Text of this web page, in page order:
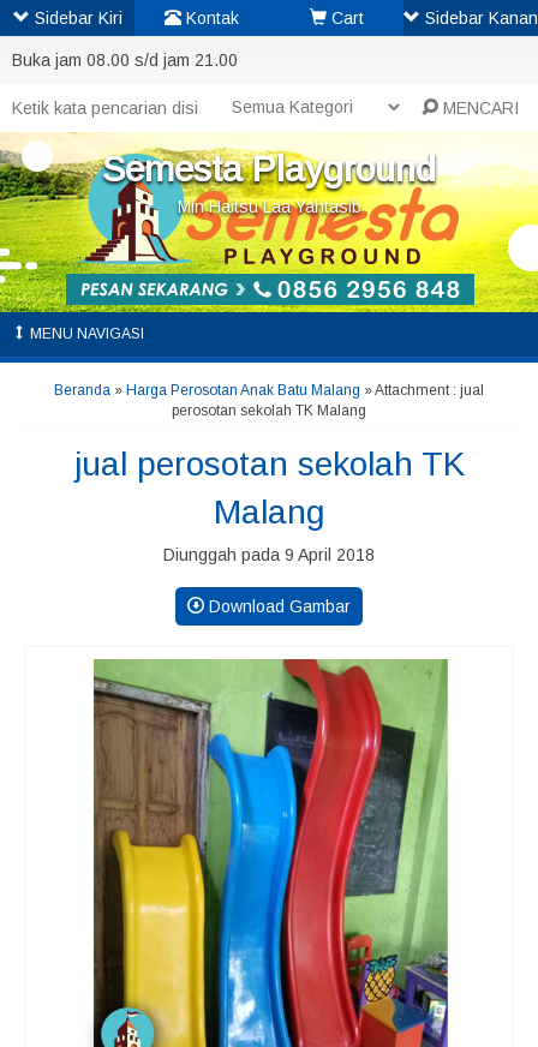
Buka jam 08.00 s/d jam 21.00
MENCARI
Semesta Playground
Min Haitsu Laa Yahtasib
MENU NAVIGASI
Beranda » Harga Perosotan Anak Batu Malang » Attachment : jual
perosotan sekolah TK Malang
jual perosotan sekolah TK
Malang
Diunggah pada 9 April 2018
Download Gambar
Sidebar Kiri Kontak Cart Sidebar Kanan